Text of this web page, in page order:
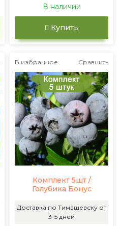
В наличии
Купить
В избранное Сравнить
Комплект 5шт /
Голубика Бонус
Доставка по Тимашевску от
3-5 дней